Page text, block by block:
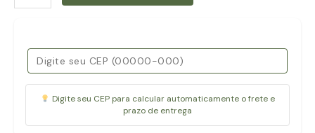
ALIMENTAR
VITAMINA
60
Digite seu CEP para calcular automaticamente o frete e
prazo de entrega